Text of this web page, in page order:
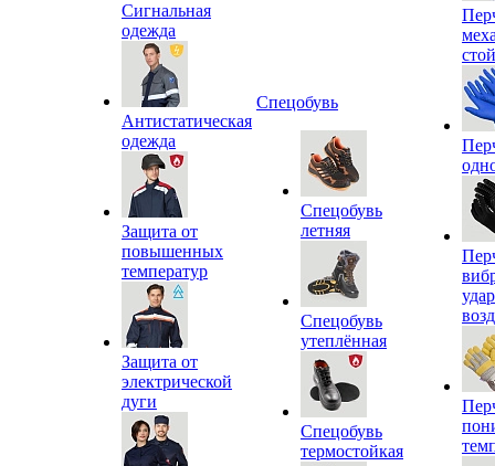
Сигнальная
одежда
Антистатическая
одежда
Защита от
повышенных
температур
Защита от
электрической
дуги
Спецобувь
Спецобувь
летняя
Спецобувь
утеплённая
Спецобувь
термостойкая